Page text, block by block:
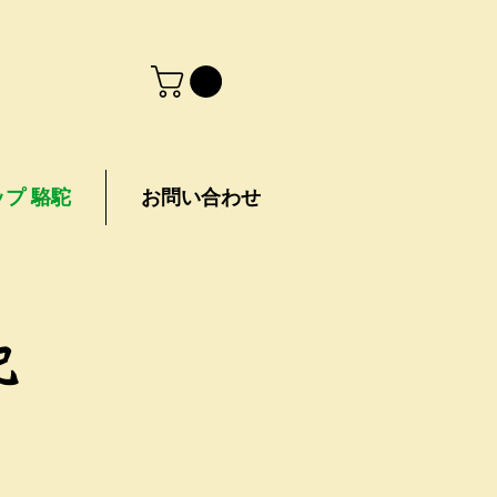
プ 駱駝 お問い合わせ